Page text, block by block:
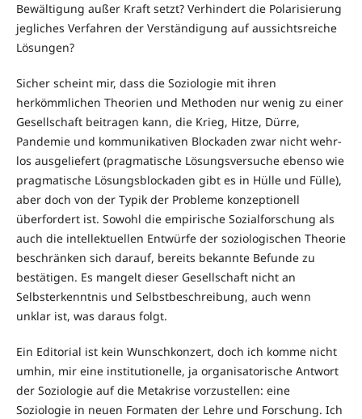
Bewältigung außer Kraft setzt? Verhindert die Polarisierung
jegliches Verfahren der Verständigung auf aussichtsreiche
Lösungen?
Sicher scheint mir, dass die Soziologie mit ihren
herkömmlichen Theo­rien und Methoden nur wenig zu einer
Gesellschaft beitragen kann, die Krieg, Hitze, Dürre,
Pandemie und kommunikativen Blockaden zwar nicht wehr­
los ausgeliefert (pragmatische Lösungsversuche ebenso wie
pragma­ti­sche Lösungsblockaden gibt es in Hülle und Fülle),
aber doch von der Typik der Probleme konzeptionell
überfordert ist. Sowohl die empirische Sozial­for­schung als
auch die intellektuellen Entwürfe der soziologischen Theorie
beschränken sich darauf, bereits bekannte Befunde zu
bestätigen. Es man­gelt dieser Gesellschaft nicht an
Selbsterkenntnis und Selbstbeschreibung, auch wenn
unklar ist, was daraus folgt.
Ein Editorial ist kein Wunschkonzert, doch ich komme nicht
umhin, mir eine institutionelle, ja organisatorische Antwort
der Soziologie auf die Meta­krise vorzustellen: eine
Soziologie in neuen Formaten der Lehre und For­schung. Ich